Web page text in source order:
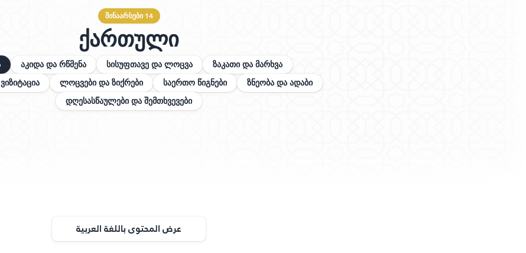
შინაარსები 14
ქართული
აკიდა და რწმენა სისუფთავე და ლოცვა
ზაკათი და მარხვა
ლოცვები და ზიქრები საერთო წიგნები
ზნეობა და ადაბი
დღესასწაულები და შემთხვევები
عرض المحتوى باللغة العربية